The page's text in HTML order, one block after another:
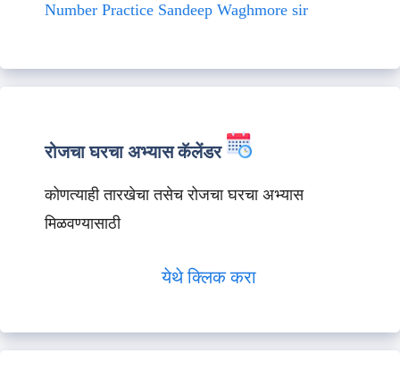
Number Practice Sandeep Waghmore sir
रोजचा घरचा अभ्यास कॅलेंडर
कोणत्याही तारखेचा तसेच रोजचा घरचा अभ्यास
मिळवण्यासाठी
येथे क्लिक करा